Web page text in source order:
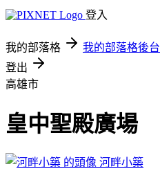
登入
我的部落格 我的部落格後台
登出
高雄市
皇中聖殿廣場
河畔小築